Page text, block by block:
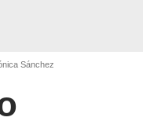
Sánchez